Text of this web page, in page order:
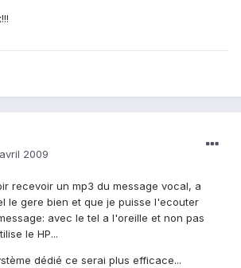
2009
recevoir un mp3 du message vocal, a
le gere bien et que je puisse l'ecouter
avec le tel a l'oreille et non pas
le HP...
dédié ce serai plus efficace...